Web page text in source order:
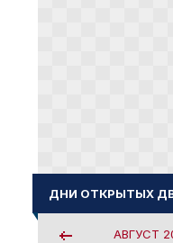
ДНИ ОТКРЫТЫХ
АВГУСТ